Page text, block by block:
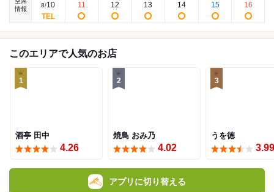
情報
8/10 11 12 13 14 15 16
このエリアで人気のお店
1
酒亭 田中
4.26
2
焼鳥 おみ乃
4.02
3
うを徳
3.99
アプリに切り替える